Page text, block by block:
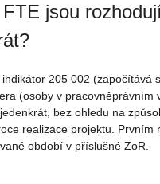
jsou
205 002
(osoby v
bez ohledu na
realizace projektu.
období v příslušné ZoR.